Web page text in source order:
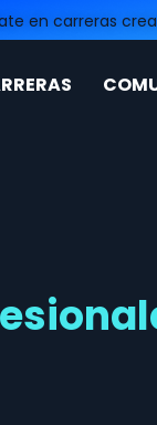
en carreras